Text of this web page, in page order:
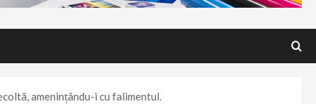
amenințându-i cu falimentul.